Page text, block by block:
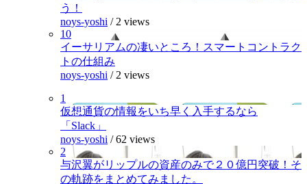
う！
noys-yoshi / 2 views
10
イーサリアムの凄いところ！スマートコントラク
トの仕組み
noys-yoshi / 2 views
1
仮想通貨の情報をいち早く入手するなら
「Slack」
noys-yoshi /62 views
2
与沢翼がリップルの資産のみで２０億円突破！そ
の軌跡をまとめてみました。